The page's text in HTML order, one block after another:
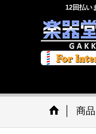
12回払い
商